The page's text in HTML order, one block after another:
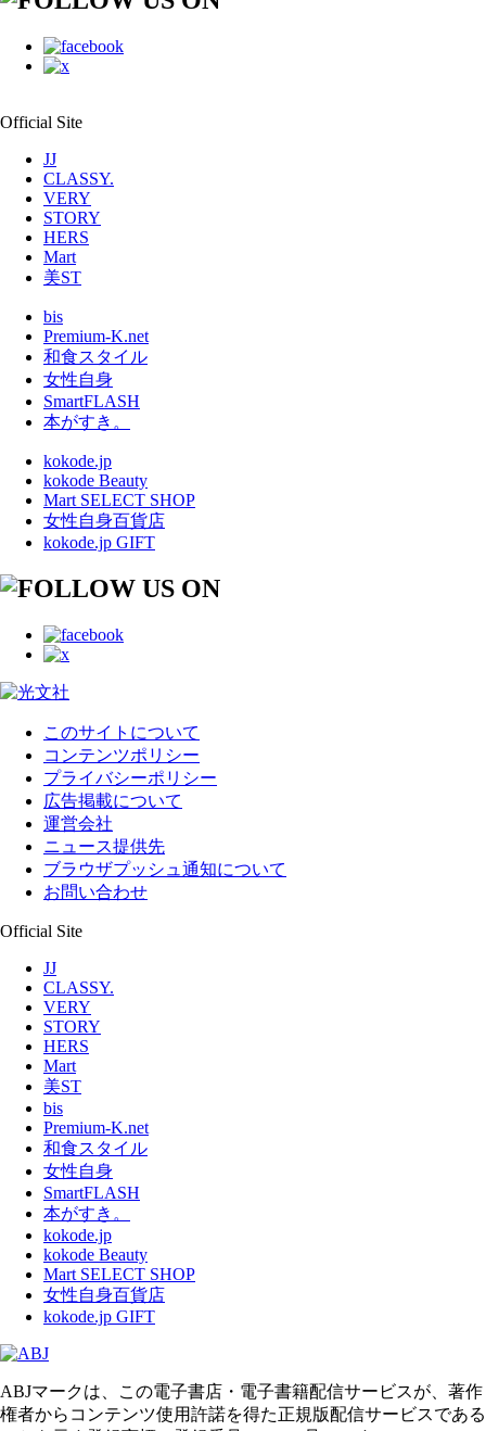
Official Site
JJ
CLASSY.
VERY
STORY
HERS
Mart
美ST
bis
Premium-K.net
和食スタイル
女性自身
SmartFLASH
本がすき。
kokode.jp
kokode Beauty
Mart SELECT SHOP
女性自身百貨店
kokode.jp GIFT
このサイトについて
コンテンツポリシー
プライバシーポリシー
広告掲載について
運営会社
ニュース提供先
ブラウザプッシュ通知について
お問い合わせ
Official Site
JJ
CLASSY.
VERY
STORY
HERS
Mart
美ST
bis
Premium-K.net
和食スタイル
女性自身
SmartFLASH
本がすき。
kokode.jp
kokode Beauty
Mart SELECT SHOP
女性自身百貨店
kokode.jp GIFT
ABJマークは、この電子書店・電子書籍配信サービスが、著作
権者からコンテンツ使用許諾を得た正規版配信サービスである